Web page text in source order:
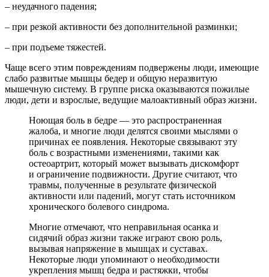
– неудачного падения;
– при резкой активности без дополнительной разминки;
– при подъеме тяжестей.
Чаще всего этим повреждениям подвержены люди, имеющие
слабо развитые мышцы бедер и общую неразвитую
мышечную систему. В группе риска оказываются пожилые
люди, дети и взрослые, ведущие малоактивный образ жизни.
Ноющая боль в бедре — это распространенная
жалоба, и многие люди делятся своими мыслями о
причинах ее появления. Некоторые связывают эту
боль с возрастными изменениями, такими как
остеоартрит, который может вызывать дискомфорт
и ограничение подвижности. Другие считают, что
травмы, полученные в результате физической
активности или падений, могут стать источником
хронического болевого синдрома.
Многие отмечают, что неправильная осанка и
сидячий образ жизни также играют свою роль,
вызывая напряжение в мышцах и суставах.
Некоторые люди упоминают о необходимости
укрепления мышц бедра и растяжки, чтобы